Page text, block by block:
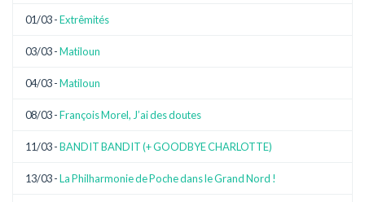
01/03 -Extrêmités
03/03 -Matiloun
04/03 -Matiloun
08/03 -François Morel, J’ai des doutes
11/03 -BANDIT BANDIT (+ GOODBYE CHARLOTTE)
13/03 -La Philharmonie de Poche dans le Grand Nord !